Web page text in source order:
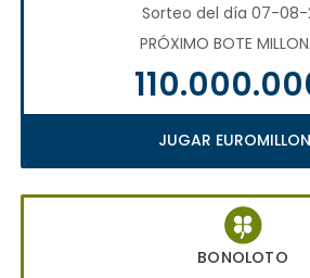
Sorteo del día 07-08-
PRÓXIMO BOTE
JUGAR
BONOLOTO